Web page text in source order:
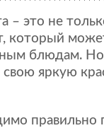
– это не
который
блюдам. Но
яркую
правильно